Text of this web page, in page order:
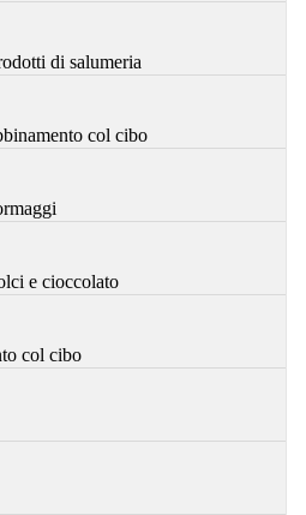
di salumeria
col cibo
e cioccolato
col cibo